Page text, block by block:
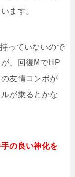
ます。
っていないので
、回復MでHP
友情コンボが
が乗るとかな
の良い神化を